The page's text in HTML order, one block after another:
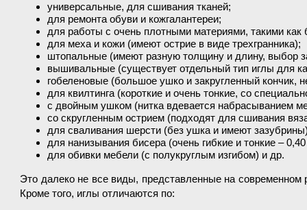
универсальные, для сшивания тканей;
для ремонта обуви и кожгалантереи;
для работы с очень плотными материями, такими как
для меха и кожи (имеют острие в виде трехгранника);
штопальные (имеют разную толщину и длину, выбор
вышивальные (существует отдельный тип иглы для
гобеленовые (большое ушко и закругленный кончик,
для квилтинга (короткие и очень тонкие, со
с двойным ушком (нитка вдевается набрасыванием
со скругленным острием (подходят для сшивания
для сваливания шерсти (без ушка и имеют
для нанизывания бисера (очень гибкие и тонкие –
для обивки мебели (с полукруглым изгибом) и др.
Это далеко не все виды, представленные на современном
Кроме того, иглы отличаются по: